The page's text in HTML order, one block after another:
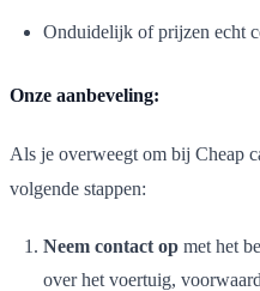
Onduidelijk of prijzen echt
Onze aanbeveling:
Als je overweegt om bij Cheap
volgende stappen:
Neem contact op met het
over het voertuig,